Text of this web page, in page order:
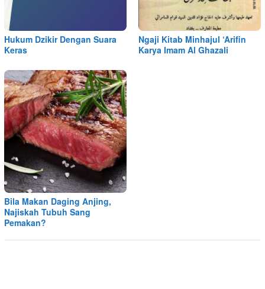
Hukum Dzikir Dengan Suara
Keras
Ngaji Kitab Minhajul ‘Arifin
Karya Imam Al Ghazali
Bila Makan Daging Anjing,
Najiskah Tubuh Sang
Pemakan?